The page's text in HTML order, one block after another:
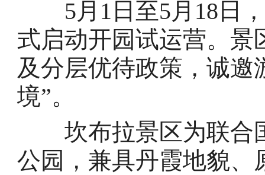
5月1日至5月18日，
式启动开园试运营。景
及分层优待政策，诚邀
境”。
坎布拉景区为联合
公园，兼具丹霞地貌、